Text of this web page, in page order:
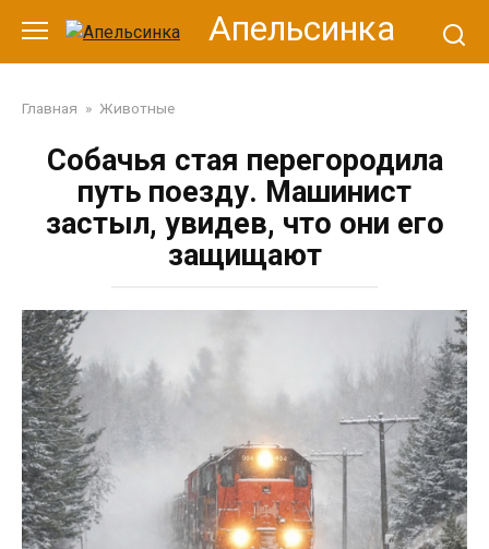
контенту
Апельсинка
Главная » Животные
Собачья стая перегородила
путь поезду. Машинист
застыл, увидев, что они его
защищают